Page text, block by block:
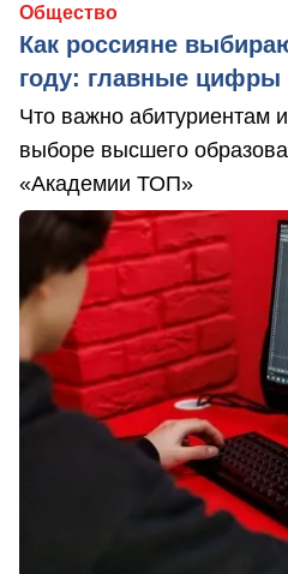
Общество
Как россияне
году: главные цифры
Что важно абитуриентам
выборе высшего
«Академии ТОП»